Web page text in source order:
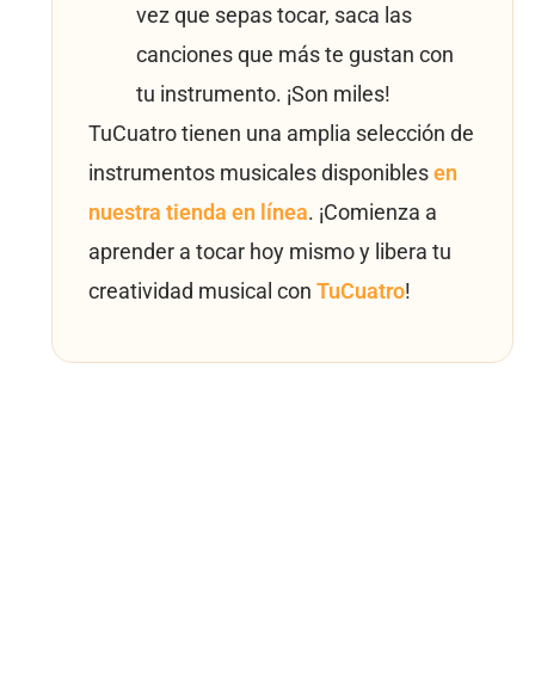
vez que sepas tocar, saca las
canciones que más te gustan con
tu instrumento. ¡Son miles!
TuCuatro tienen una amplia selección de
instrumentos musicales disponibles en
nuestra tienda en línea. ¡Comienza a
aprender a tocar hoy mismo y libera tu
creatividad musical con TuCuatro!